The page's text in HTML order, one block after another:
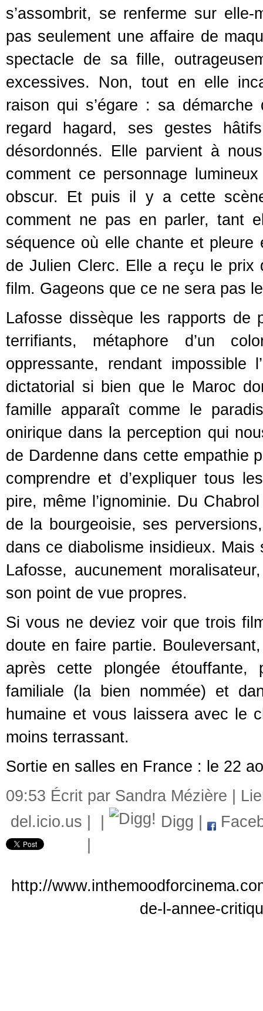
s’assombrit, se renferme sur
pas seulement une affaire de
spectacle de sa fille,
excessives. Non, tout en elle
raison qui s’égare : sa
regard hagard, ses gestes
désordonnés. Elle parvient à
comment ce personnage
obscur. Et puis il y a cette
comment ne pas en parler, tant
séquence où elle chante et
de Julien Clerc. Elle a reçu le prix
film. Gageons que ce ne sera pas
Lafosse dissèque les rapports de
terrifiants, métaphore d’un
oppressante, rendant impossible
dictatorial si bien que le Maroc
famille apparaît comme le
onirique dans la perception qui
de Dardenne dans cette empathie
comprendre et d’expliquer tous
pire, même l’ignominie. Du
de la bourgeoisie, ses
dans ce diabolisme insidieux.
Lafosse, aucunement
son point de vue propres.
Si vous ne deviez voir que trois
doute en faire partie.
après cette plongée
familiale (la bien nommée) et
humaine et vous laissera avec le
moins terrassant.
Sortie en salles en France : le 22
09:53 Écrit par Sandra Mézière |
del.icio.us
Digg
http://
de-l-annee-